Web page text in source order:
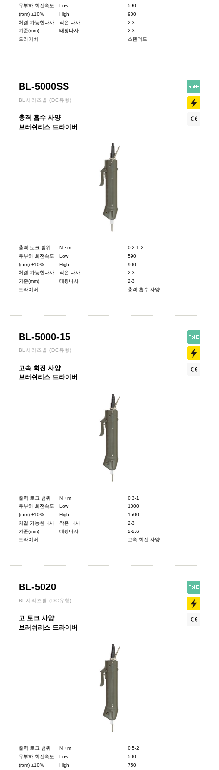
무부하 회전속도
(rpm) ±10%
Low
High
체결 가능한나사
기준(mm)
작은 나사
태핑나사
드라이버
590
900
2-3
2-3
스탠더드
BL-5000SS
BL시리즈별 (DC유형)
충격 흡수 사양
브러쉬리스 드라이버
출력 토크 범위
N・m
무부하 회전속도
(rpm) ±10%
Low
High
체결 가능한나사
기준(mm)
작은 나사
태핑나사
드라이버
0.2-1.2
590
900
2-3
2-3
충격 흡수 사양
BL-5000-15
BL시리즈별 (DC유형)
고속 회전 사양
브러쉬리스 드라이버
출력 토크 범위
N・m
무부하 회전속도
(rpm) ±10%
Low
High
체결 가능한나사
기준(mm)
작은 나사
태핑나사
드라이버
0.3-1
1000
1500
2-3
2-2.6
고속 회전 사양
BL-5020
BL시리즈별 (DC유형)
고 토크 사양
브러쉬리스 드라이버
출력 토크 범위
N・m
무부하 회전속도
(rpm) ±10%
Low
High
0.5-2
500
750